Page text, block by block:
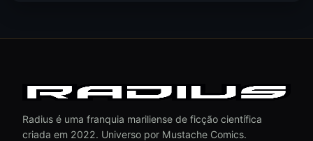
Radius é uma franquia mariliense de ficção científica
criada em 2022. Universo por Mustache Comics.